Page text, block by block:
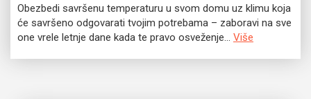
Obezbedi savršenu temperaturu u svom domu uz klimu koja
će savršeno odgovarati tvojim potrebama – zaboravi na sve
one vrele letnje dane kada te pravo osveženje... Više